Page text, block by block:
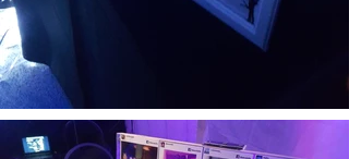
Alvarez Thomas y Pampa
Villa Urquiza, C.A.B.A
Tel.
4301-8391
info@veamoslasfotos.com